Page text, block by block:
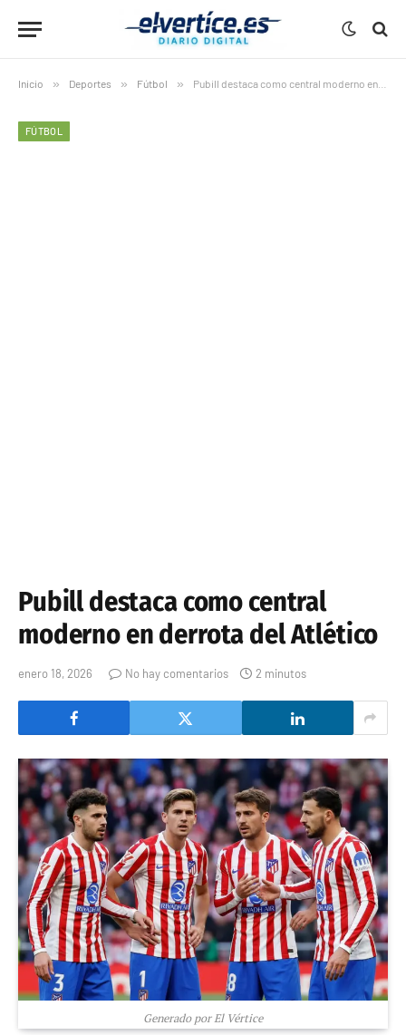
Inicio » Deportes » Fútbol » Pubill destaca como central moderno en derrota del Atlético
FÚTBOL
Pubill destaca como central
moderno en derrota del Atlético
enero 18, 2026 No hay comentarios 2 minutos
Generado por El Vértice